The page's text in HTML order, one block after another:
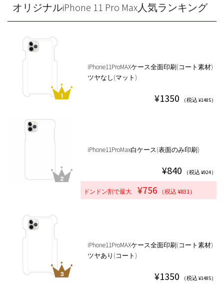
オリジナルiPhone 11 Pro Max人気ランキング
iPhone11ProMAXケース全面印刷(コート素材)
ツヤなし(マット)
¥1350 （税込 ¥1485）
iPhone11ProMax白ケース(表面のみ印刷)
¥840 （税込 ¥924）
ドンドン割で最大 ¥756 （税込 ¥831）
iPhone11ProMAXケース全面印刷(コート素材)
ツヤあり(コート)
¥1350 （税込 ¥1485）